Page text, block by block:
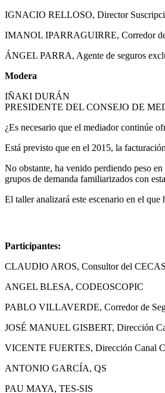
IGNACIO RELLOSO, Director
IMANOL IPARRAGUIRRE, Corredor
ÁNGEL PARRA, Agente de seguros
Modera
IÑAKI DURÁN
PRESIDENTE DEL CONSEJO DE
¿Es necesario que el mediador continúe
Está previsto que en el 2015, la
No obstante, ha venido perdiendo peso
grupos de demanda familiarizados con
El taller analizará este escenario en el
Participantes:
CLAUDIO AROS, Consultor del CECAS
ANGEL BLESA, CODEOSCOPIC
PABLO VILLAVERDE, Corredor de
JOSÉ MANUEL GISBERT, Dirección
VICENTE FUERTES, Dirección Canal
ANTONIO GARCÍA, QS
PAU MAYA, TES-SIS